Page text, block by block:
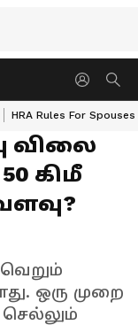
HRA Rules For Spouses
விலை
கிமீ
வெறும்
ஒரு முறை